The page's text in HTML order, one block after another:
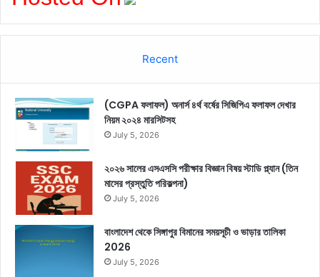
Recent
(CGPA ফলাফল) অনার্স ৪র্থ বর্ষের সিজিপিএ ফলাফল দেখার
নিয়ম ২০২৪ মারসিটসহ
July 5, 2026
২০২৬ সালের এসএসসি পরীক্ষার বিজ্ঞান বিষয় স্টাডি প্ল্যান (তিন
মাসের প্রস্তুতি পরিকল্পনা)
July 5, 2026
বাংলাদেশ থেকে সিঙ্গাপুর বিমানের সময়সূচী ও ভাড়ার তালিকা
2026
July 5, 2026